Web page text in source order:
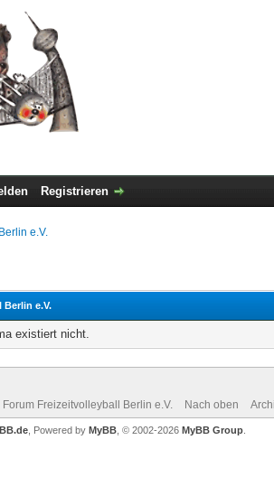
Registrieren
e.V.
e.V.
existiert nicht.
Forum Freizeitvolleyball Berlin e.V. Nach oben
, Powered by MyBB , © 2002-2026 MyBB Group